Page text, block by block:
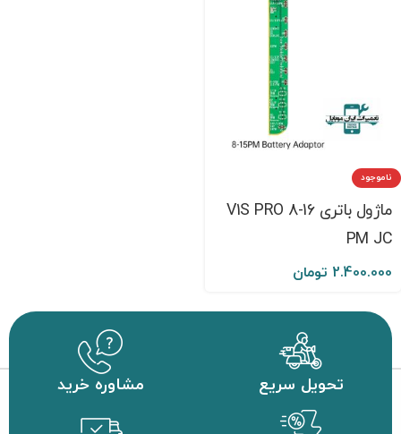
ناموجود
ماژول باتری V1S PRO 8-16
PM JC
2.400.000 تومان
تحویل سریع مشاوره خرید